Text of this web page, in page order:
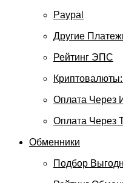
Paypal
Другие
Рейтинг ЭПС
Оплата Через
Оплата Через
Обменники
Подбор